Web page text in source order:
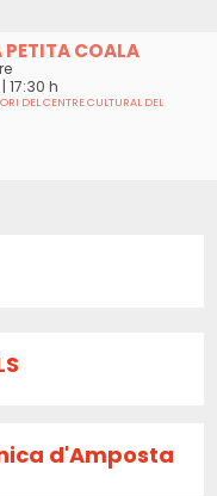
PETITA COALA
| 17:30 h
DEL CENTRE CULTURAL DEL
d'Amposta